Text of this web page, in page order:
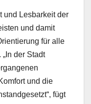
und Lesbarkeit der
und damit
für alle
der Stadt
und die
fügt